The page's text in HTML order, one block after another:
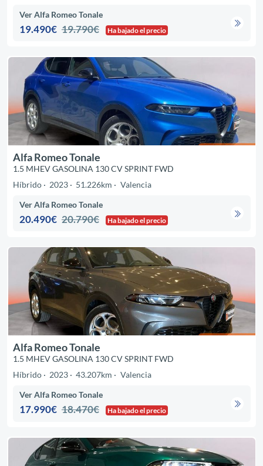
Ver Alfa Romeo Tonale
19.490€ 19.790€ Ha bajado el precio
Alfa Romeo Tonale
1.5 MHEV GASOLINA 130 CV SPRINT FWD
Híbrido
2023 51.226km Valencia
Ver Alfa Romeo Tonale
20.490€ 20.790€ Ha bajado el precio
Alfa Romeo Tonale
1.5 MHEV GASOLINA 130 CV SPRINT FWD
Híbrido
2023 43.207km Valencia
Ver Alfa Romeo Tonale
17.990€ 18.470€ Ha bajado el precio